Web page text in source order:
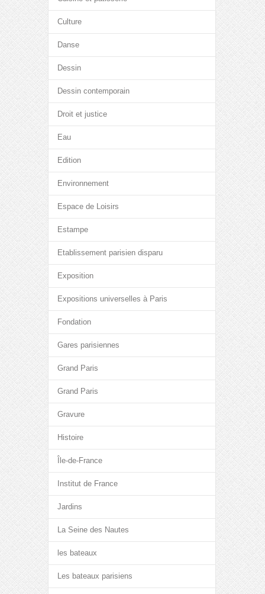
Culture
Danse
Dessin
Dessin contemporain
Droit et justice
Eau
Edition
Environnement
Espace de Loisirs
Estampe
Etablissement parisien disparu
Exposition
Expositions universelles à Paris
Fondation
Gares parisiennes
Grand Paris
Grand Paris
Gravure
Histoire
Île-de-France
Institut de France
Jardins
La Seine des Nautes
les bateaux
Les bateaux parisiens